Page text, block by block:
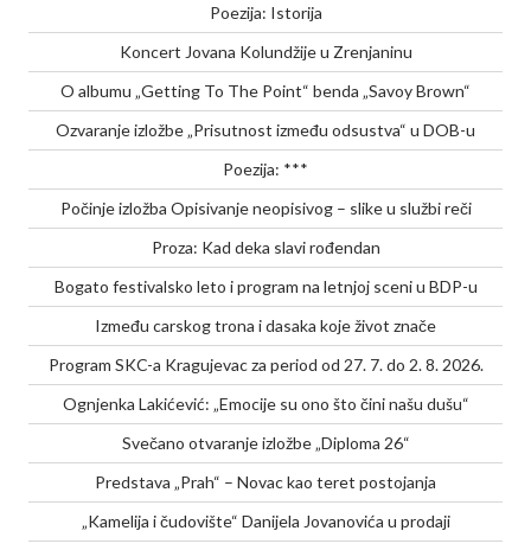
Poezija: Istorija
Koncert Jovana Kolundžije u Zrenjaninu
O albumu „Getting To The Point“ benda „Savoy Brown“
Ozvaranje izložbe „Prisutnost između odsustva“ u DOB-u
Poezija: ***
Počinje izložba Opisivanje neopisivog – slike u službi reči
Proza: Kad deka slavi rođendan
Bogato festivalsko leto i program na letnjoj sceni u BDP-u
Između carskog trona i dasaka koje život znače
Program SKC-a Kragujevac za period od 27. 7. do 2. 8. 2026.
Ognjenka Lakićević: „Emocije su ono što čini našu dušu“
Svečano otvaranje izložbe „Diploma 26“
Predstava „Prah“ – Novac kao teret postojanja
„Kamelija i čudovište“ Danijela Jovanovića u prodaji